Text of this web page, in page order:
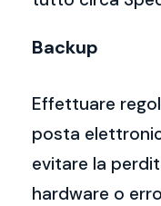
Backup
Effettuare
posta
evitare la
hardware o